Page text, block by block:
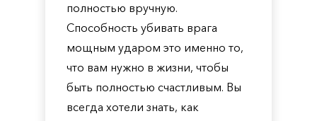
полностью вручную.
Способность убивать врага
мощным ударом это именно то,
что вам нужно в жизни, чтобы
быть полностью счастливым. Вы
всегда хотели знать, как